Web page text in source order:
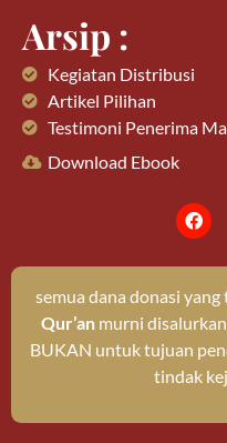
Arsip :
Kegiatan Distribusi
Artikel Pilihan
Testimoni Penerima
Download Ebook
semua dana donasi
Qur’anmurni
BUKAN untuk tujuan
tindak